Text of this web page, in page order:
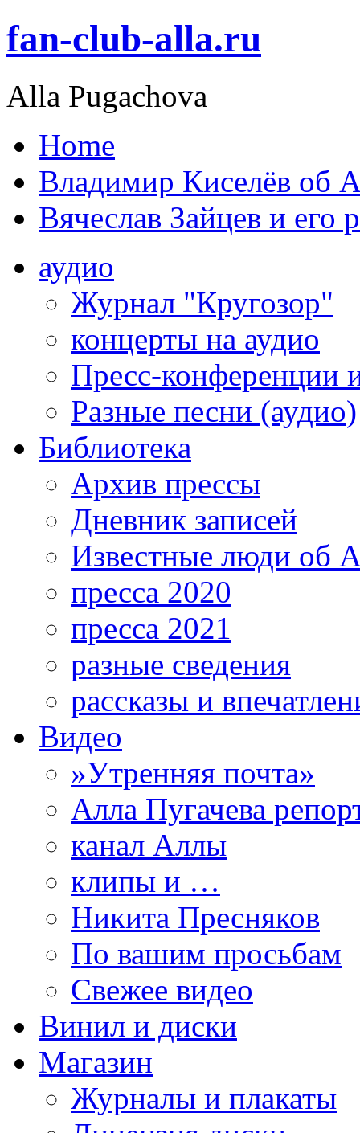
fan-club-alla.ru
Alla Pugachova
Home
Владимир Киселёв об
Вячеслав Зайцев и его
аудио
Журнал "Кругозор"
концерты на аудио
Пресс-конференции
Разные песни (аудио)
Библиотека
Архив прессы
Дневник записей
Известные люди об
пресса 2020
пресса 2021
разные сведения
рассказы и
Видео
»Утренняя почта»
Алла Пугачева
канал Аллы
клипы и …
Никита Пресняков
По вашим просьбам
Свежее видео
Винил и диски
Магазин
Журналы и плакаты